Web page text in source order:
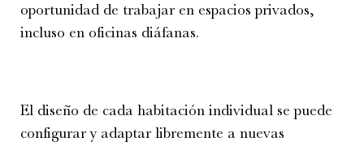
oportunidad de trabajar en espacios privados,
incluso en oficinas diáfanas.
El diseño de cada habitación individual se puede
configurar y adaptar libremente a nuevas